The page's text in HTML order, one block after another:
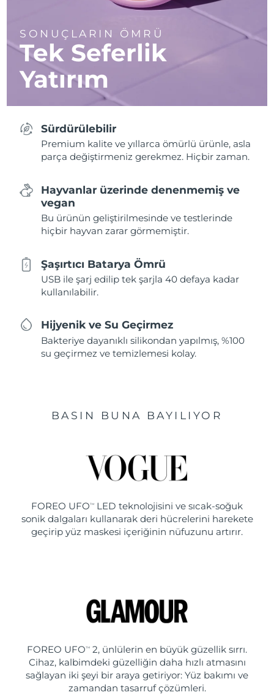
SONUÇLARIN ÖMRÜ
Tek Seferlik
Yatırım
Sürdürülebilir
Premium kalite ve yıllarca ömürlü ürünle, asla
parça değiştirmeniz gerekmez. Hiçbir zaman.
Hayvanlar üzerinde denenmemiş ve
vegan
Bu ürünün geliştirilmesinde ve testlerinde
hiçbir hayvan zarar görmemiştir.
Şaşırtıcı Batarya Ömrü
USB ile şarj edilip tek şarjla 40 defaya kadar
kullanılabilir.
Hijyenik ve Su Geçirmez
Bakteriye dayanıklı silikondan yapılmış, %100
su geçirmez ve temizlemesi kolay.
BASIN BUNA BAYILIYOR
FOREO UFO TM
LED teknolojisini ve sıcak-soğuk
sonik dalgaları kullanarak deri hücrelerini harekete
geçirip yüz maskesi içeriğinin nüfuzunu artırır.
FOREO UFO TM
2, ünlülerin en büyük güzellik sırrı.
Cihaz, kalbimdeki güzelliğin daha hızlı atmasını
sağlayan iki şeyi bir araya getiriyor: Yüz bakımı ve
zamandan tasarruf çözümleri.